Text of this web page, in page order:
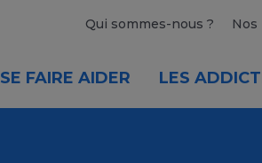
Qui sommes-nous ? Nos
SE FAIRE AIDER LES